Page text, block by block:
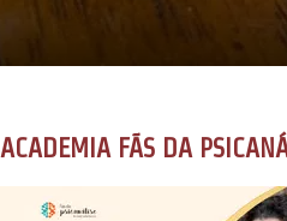
ACADEMIA FÃS DA